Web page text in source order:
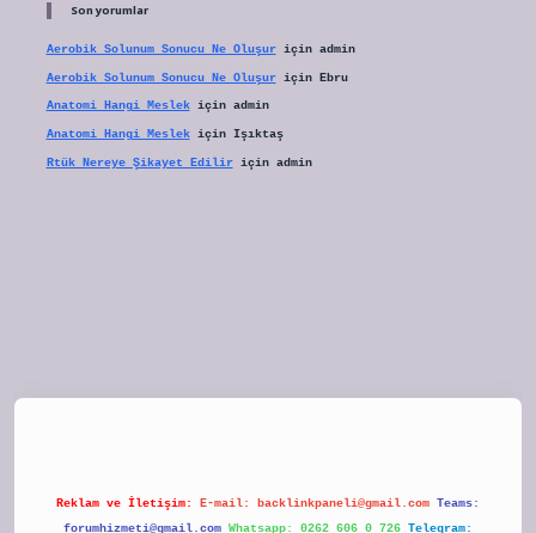
Son yorumlar
Aerobik Solunum Sonucu Ne Oluşuriçin admin
Aerobik Solunum Sonucu Ne Oluşuriçin Ebru
Anatomi Hangi Meslekiçin admin
Anatomi Hangi Meslekiçin Işıktaş
Rtük Nereye Şikayet Ediliriçin admin
Reklam ve İletişim: E-mail: backlinkpaneli@gmail.com Teams:
forumhizmeti@gmail.com Whatsapp: 0262 606 0 726 Telegram: